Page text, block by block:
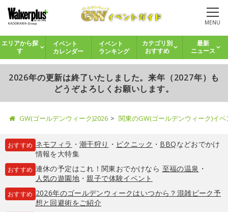
MENU
エリアから探
す
イベント
カレンダー
イベント
ランキング
カテゴリ別
おすすめ
最新
ニュース
2026年の更新は終了いたしました。来年（2027年）も
どうぞよろしくお願いします。
GW(ゴールデンウィーク)2026 関東のGW(ゴールデンウィーク)イ
おすすめ ネモフィラ ・ 潮干狩り ・ ピクニック ・ BBQなどおでかけ
情報を大特集
おすすめ 連休の予定はこれ！関東おでかけなら 至福の温泉 ・
人気の遊園地・親子で体験イベント
おすすめ 2026年のゴールデンウィークはいつから？混雑ピーク予
想と回避術をご紹介